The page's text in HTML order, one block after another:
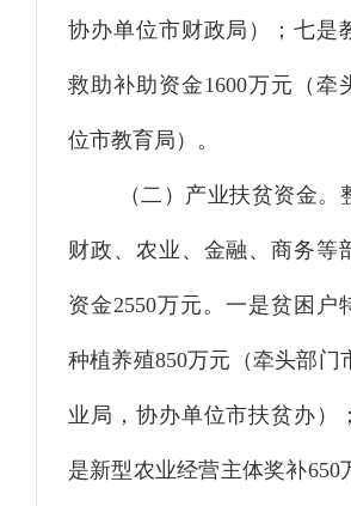
协办单位市财政局）；七是
救助补助资金1600万元（牵
位市教育局）。
（二）产业扶贫资金。
财政、农业、 金融、商务等
资金2550万元。一是贫困户
种植养殖850万元（牵头部门
业局，协办单位市扶贫办）
是新型农业经营主体奖补650